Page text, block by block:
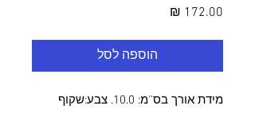
הוספה לסל
מידת אורך בס''מ: 10.0. צבע:שקוף